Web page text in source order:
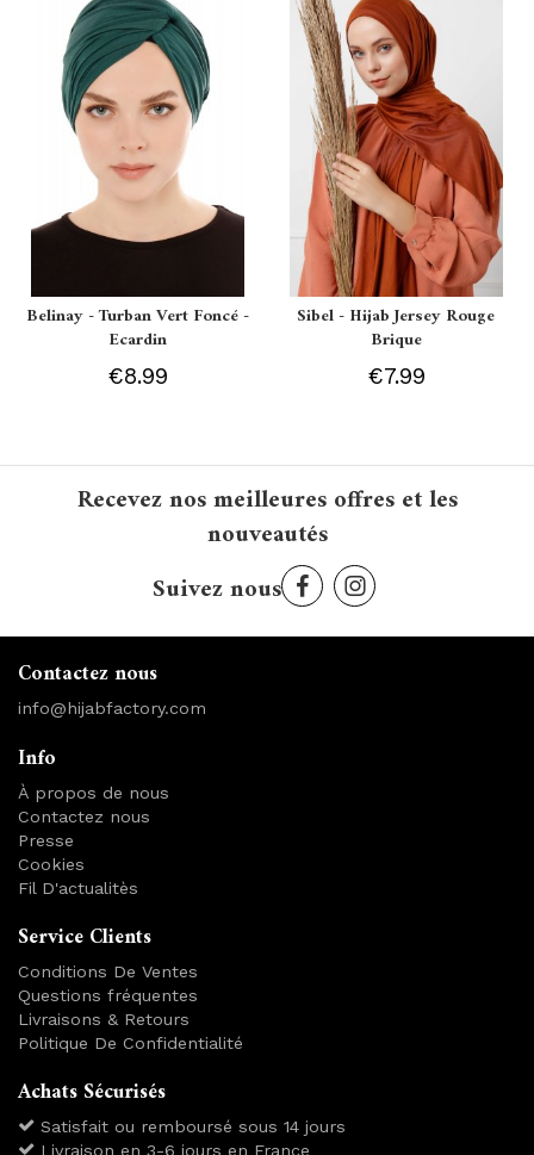
Belinay - Turban Vert Foncé -
Ecardin
€8.99
Sibel - Hijab Jersey Rouge
Brique
€7.99
Recevez nos meilleures offres et les
nouveautés
Suivez nous
Contactez nous
info@hijabfactory.com
Info
À propos de nous
Contactez nous
Presse
Cookies
Fil D'actualitès
Service Clients
Conditions De Ventes
Questions fréquentes
Livraisons & Retours
Politique De Confidentialité
Achats Sécurisés
Satisfait ou remboursé sous 14 jours
Livraison en 3-6 jours en France